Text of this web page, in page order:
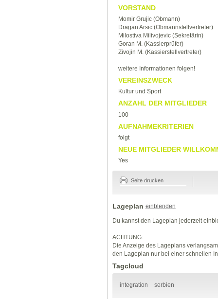
VORSTAND
Momir Grujic (Obmann)
Dragan Arsic (Obmannstellvertreter)
Milostiva Milivojevic (Sekretärin)
Goran M. (Kassierprüfer)
Zivojin M. (Kassierstellvertreter)
weitere Informationen folgen!
VEREINSZWECK
Kultur und Sport
ANZAHL DER MITGLIEDER
100
AUFNAHMEKRITERIEN
folgt
NEUE MITGLIEDER
Yes
Seite drucken
Lageplan einblenden
Du kannst den Lageplan jederzeit
ACHTUNG:
Die Anzeige des Lageplans
den Lageplan nur bei einer schnellen
Tagcloud
integration serbien